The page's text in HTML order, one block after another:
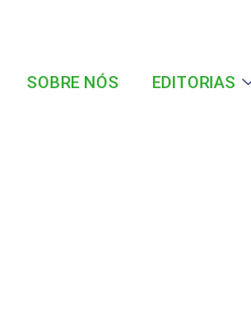
SOBRE NÓS EDITORIAS